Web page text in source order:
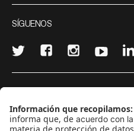
SÍGUENOS
CONTÁCTANOS